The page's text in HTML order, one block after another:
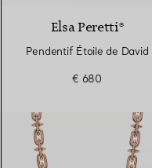
Elsa Peretti®
Pendentif Étoile de David
€ 680